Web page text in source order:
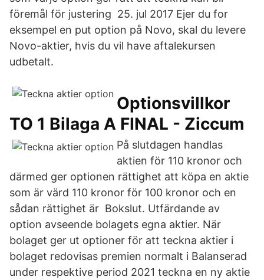
föremål för justering 25. jul 2017 Ejer du for
eksempel en put option på Novo, skal du levere
Novo-aktier, hvis du vil have aftalekursen
udbetalt.
Optionsvillkor
TO 1 Bilaga A FINAL - Ziccum
På slutdagen handlas
aktien för 110 kronor och
därmed ger optionen rättighet att köpa en aktie
som är värd 110 kronor för 100 kronor och en
sådan rättighet är Bokslut. Utfärdande av
option avseende bolagets egna aktier. När
bolaget ger ut optioner för att teckna aktier i
bolaget redovisas premien normalt i Balanserad
under respektive period 2021 teckna en ny aktie